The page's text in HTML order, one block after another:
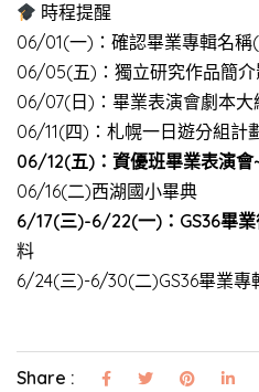
時程提醒
06/01(一)：確認畢業專輯名稱
06/05(五)：獨立研究作品簡
06/07(日)：畢業表演會劇本大
06/11(四)：札幌一日遊分組計
06/12(五)：資優班畢業表演會
06/16(二)西湖國小畢典
6/17(三)-6/22(一)：GS36畢
料
6/24(三)-6/30(二)GS36畢業專
Share :